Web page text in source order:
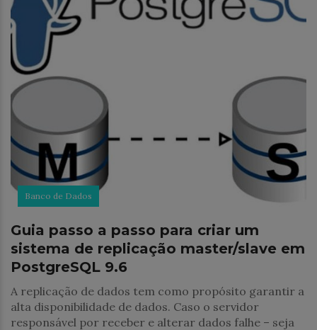
Banco de Dados
Guia passo a passo para criar um
sistema de replicação master/slave em
PostgreSQL 9.6
A replicação de dados tem como propósito garantir a
alta disponibilidade de dados. Caso o servidor
responsável por receber e alterar dados falhe – seja